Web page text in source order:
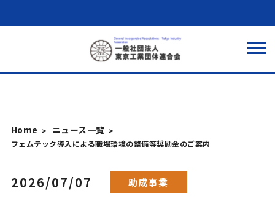
Home ニュース一覧
フェムテック導入による職場環境の整備等奨励金のご案内
2026/07/07 助成事業